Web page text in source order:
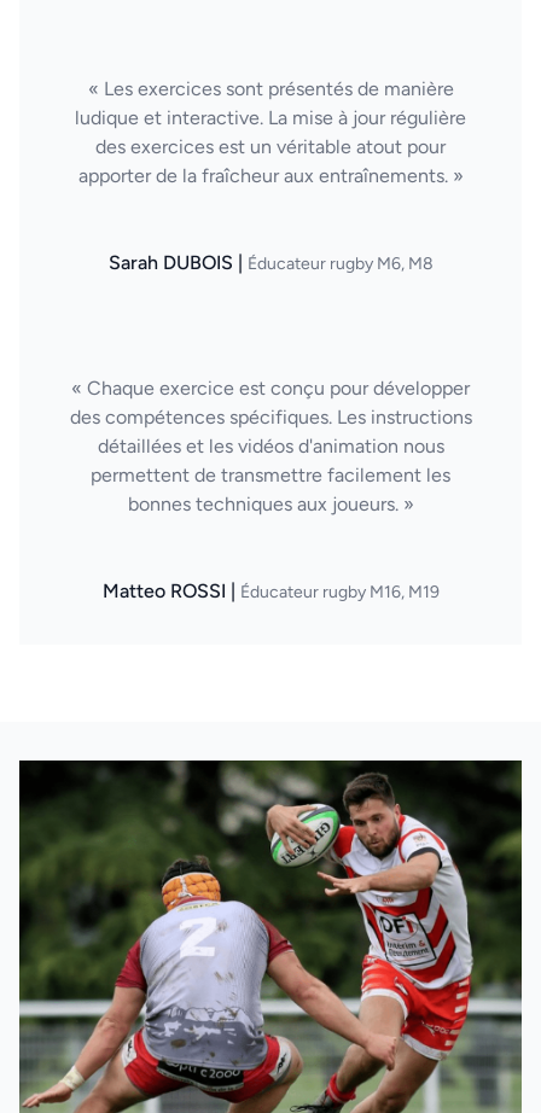
« Les exercices sont présentés de manière
ludique et interactive. La mise à jour régulière
des exercices est un véritable atout pour
apporter de la fraîcheur aux entraînements. »
Sarah DUBOIS | Éducateur rugby M6, M8
« Chaque exercice est conçu pour développer
des compétences spécifiques. Les instructions
détaillées et les vidéos d'animation nous
permettent de transmettre facilement les
bonnes techniques aux joueurs. »
Matteo ROSSI | Éducateur rugby M16, M19